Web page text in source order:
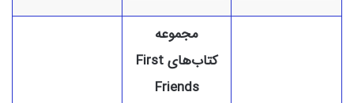
مجموعه
کتاب‌های First
Friends